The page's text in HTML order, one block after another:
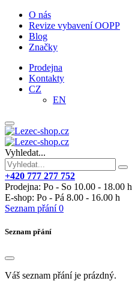
O nás
Revize vybavení OOPP
Blog
Značky
Prodejna
Kontakty
CZ
EN
Vyhledat...
+420 777 277 752
Prodejna: Po - So 10.00 - 18.00 h
E-shop: Po - Pá 8.00 - 16.00 h
Seznam přání 0
Seznam přání
Váš seznam přání je prázdný.